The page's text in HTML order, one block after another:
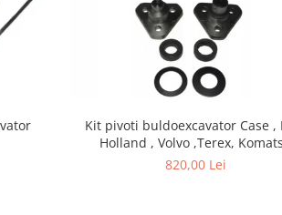
Kit pivoti buldoexcavator Case ,
Holland , Volvo ,Terex,
820,00 Lei